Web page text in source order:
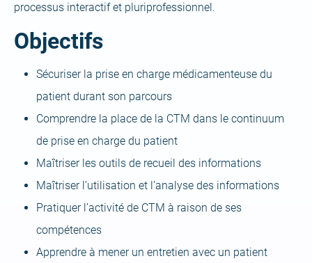
processus interactif et pluriprofessionnel.
Objectifs
Sécuriser la prise en charge médicamenteuse du
patient durant son parcours
Comprendre la place de la CTM dans le continuum
de prise en charge du patient
Maîtriser les outils de recueil des informations
Maîtriser l’utilisation et l’analyse des informations
Pratiquer l’activité de CTM à raison de ses
compétences
Apprendre à mener un entretien avec un patient